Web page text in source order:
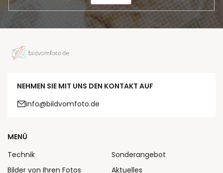
NEHMEN SIE MIT UNS DEN KONTAKT AUF
info@bildvomfoto.de
MENÜ
Technik
Bilder von Ihren Fotos
Sonderangebot
Aktuelles